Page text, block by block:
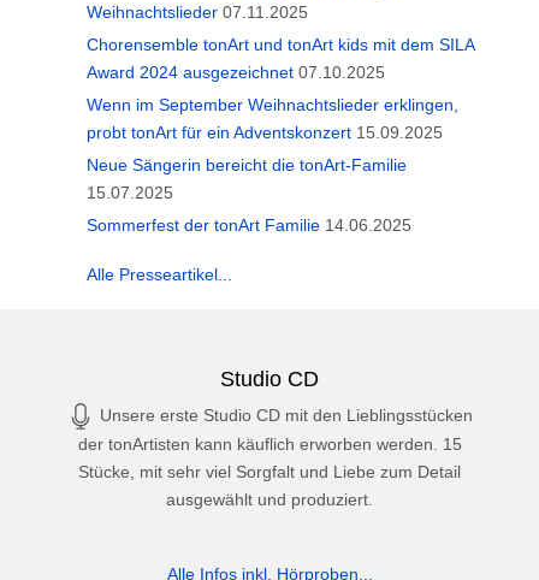
Weihnachtslieder 07.11.2025
Chorensemble tonArt und tonArt kids mit dem SILA
Award 2024 ausgezeichnet 07.10.2025
Wenn im September Weihnachtslieder erklingen,
probt tonArt für ein Adventskonzert 15.09.2025
Neue Sängerin bereicht die tonArt-Familie
15.07.2025
Sommerfest der tonArt Familie 14.06.2025
Alle Presseartikel...
Studio CD
Unsere erste Studio CD mit den Lieblingsstücken
der tonArtisten kann käuflich erworben werden. 15
Stücke, mit sehr viel Sorgfalt und Liebe zum Detail
ausgewählt und produziert.
Alle Infos inkl. Hörproben...